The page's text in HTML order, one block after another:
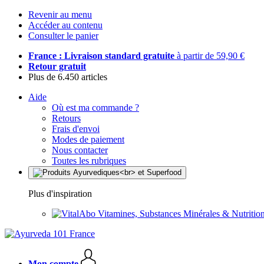
Revenir au menu
Accéder au contenu
Consulter le panier
France : Livraison standard gratuite à partir de 59,90 €
Retour gratuit
Plus de 6.450 articles
Aide
Où est ma commande ?
Retours
Frais d'envoi
Modes de paiement
Nous contacter
Toutes les rubriques
Plus d'inspiration
Vitamines, Substances Minérales &